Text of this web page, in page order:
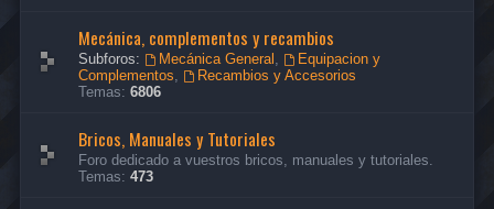
Mecánica, complementos y recambios
Subforos: Mecánica General ,
Equipacion y
Complementos,
Recambios y Accesorios
Temas: 6806
Bricos, Manuales y Tutoriales
Foro dedicado a vuestros bricos, manuales y tutoriales.
Temas: 473